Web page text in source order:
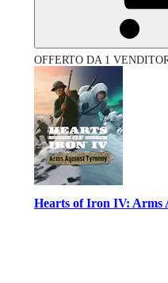
OFFERTO DA 1
Hearts of Iron IV: Arms